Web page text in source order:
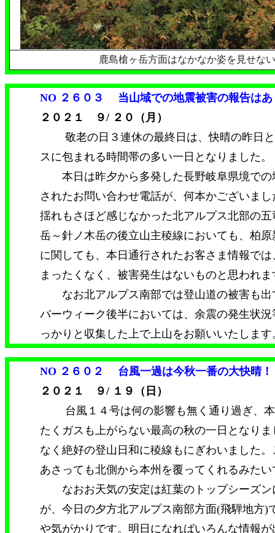
鹿島槍ヶ岳方面はなかなか姿を見せな
NO ２６０３
当山域での地震被害の報告は
２０２１ ９/ ２０（月）
敬老の日３連休の最終日は、快晴の昨日
スに包まれる時間帯の多い一日となりました。
本日は昨夕から多発した長野岐阜県境での
されたお問い合わせ電話が、何本かございま
揺れもさほど感じなかった北アルプス北部の
岳～針ノ木岳の後立山主稜線においても、柏
に関しても、本日通行されたお客さま情報で
まったくなく、被害発生はないものと思われま
なお北アルプス南部では登山道の被害も出
バーウィーク後半においては、余震の発生状
っかりと収集した上で上山をお願いいたします
NO ２６０２
台風一過は今秋一番の大快晴！
２０２１ ９/ １９（日）
台風１４号は何の影響も無く通り過ぎ、本
たくガスも上がらない最高の秋の一日となり
なく絶好の登山日和に稜線もにぎわいました
あさっても北側から本州を覆ってくれるみたい
なおお天気の安定は紅葉のトップシーズン
が、今日の夕方北アルプス南部方面(飛騨地方)
や気がかりです。明日になればいろんな情報